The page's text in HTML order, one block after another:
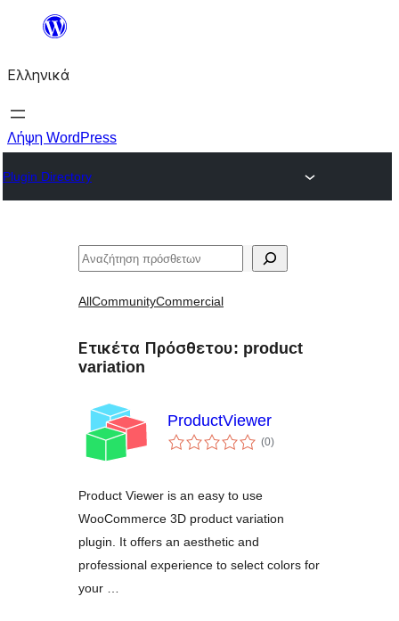
Μετάβαση
περιεχόμενο
Ελληνικά
Λήψη WordPress
Plugin Directory
Αναζήτηση
AllCommunityCommercial
Ετικέτα Πρόσθετου: product
variation
ProductViewer
(0αξιολογήσεις
σύνολο
)
Product Viewer is an easy to use
WooCommerce 3D product variation
plugin. It offers an aesthetic and
professional experience to select colors for
your …